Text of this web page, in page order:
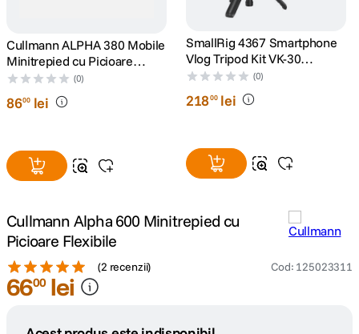
9. insta 360
10 . godox
Cullmann ALPHA 380 Mobile
Minitrepied cu Picioare
Flexibile Albastru
(0)
8600 lei
SmallRig 4367 Smartphone
Vlog Tripod Kit VK-30
Advanced Version -
Minitrepied cu Suport pentru
Smartphone si Lampa Video
(0)
21800 lei
Cullmann Alpha 600 Minitrepied cu
Picioare Flexibile
(2 recenzii) Cod: 125023311
6600 lei